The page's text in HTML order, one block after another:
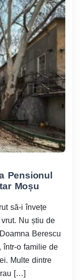
Pensionul
Moșu
să-i învețe
Nu știu de
Berescu
într-o familie de
Multe dintre
[…]